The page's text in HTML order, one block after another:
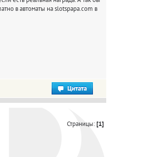
в автоматы на slotspapa.com в
Страницы:[1]